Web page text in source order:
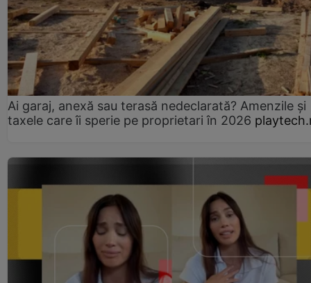
Ai garaj, anexă sau terasă nedeclarată? Amenzile și
taxele care îi sperie pe proprietari în 2026